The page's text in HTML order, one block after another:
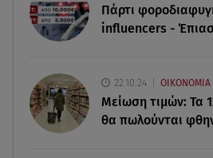
σ’ αρέσει αυτό;»
DS N°7 ÉLYSÉE: Για τον
Δημοκρατίας
Πάρτι
influencers -
22.10.24 ΟΙΚΟΝΟΜΙΑ
Μείωση τιμών: Τα
θα πωλούνται